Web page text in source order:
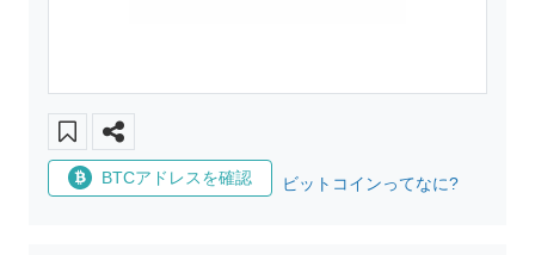
BTCアドレスを確認 ビットコインってなに?